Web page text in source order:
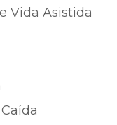
Vida Asistida